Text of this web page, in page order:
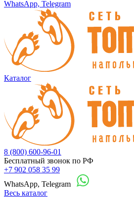
WhatsApp, Telegram
Каталог
8 (800) 600-96-01
Бесплатный звонок по РФ
+7 902 058 35 99
WhatsApp, Telegram
Весь каталог